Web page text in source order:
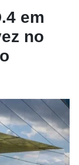
em
no